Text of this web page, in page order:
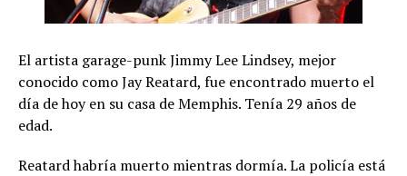
El artista garage-punk Jimmy Lee Lindsey, mejor
conocido como Jay Reatard, fue encontrado muerto el
día de hoy en su casa de Memphis. Tenía 29 años de
edad.
Reatard habría muerto mientras dormía. La policía está